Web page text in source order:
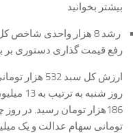
بیشتر بخوانید
رشد 8 هزار واحدی
رفع قیمت گذاری دستوری بر
ارزش کل سبد 532 هزار تومانی و یک میلیون تومانی